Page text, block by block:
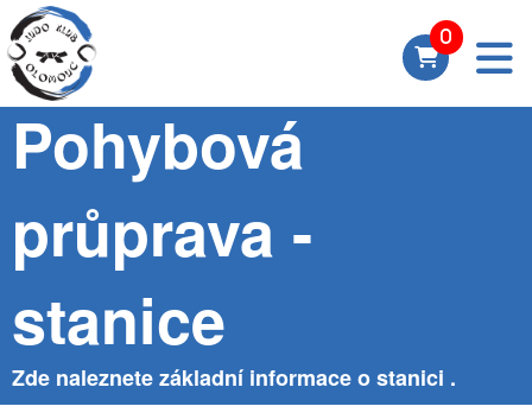
Skupina
Pohybová
průprava -
stanice
Zde naleznete základní informace o stanici .